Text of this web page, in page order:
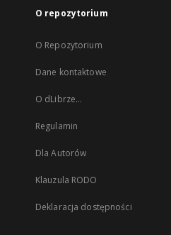
O repozytorium
O Repozytorium
Dane kontaktowe
O dLibrze...
Regulamin
Dla Autorów
Klauzula RODO
Deklaracja dostępności